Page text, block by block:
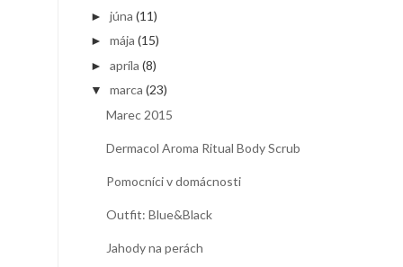
► júna (11)
► mája (15)
► apríla (8)
▼ marca (23)
Marec 2015
Dermacol Aroma Ritual Body Scrub
Pomocníci v domácnosti
Outfit: Blue&Black
Jahody na perách